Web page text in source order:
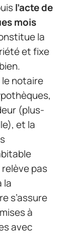
l’acte de
mois
la
et fixe
le notaire
(plus-
et la
pas
la
s’assure
à
avec